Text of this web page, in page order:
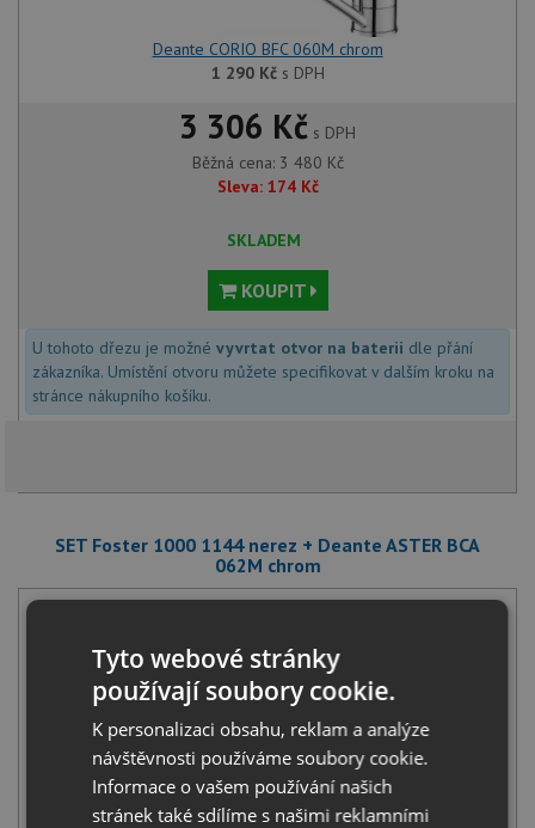
Deante CORIO BFC 060M chrom
1 290 Kčs DPH
3 306 Kč s DPH
Běžná cena: 3 480 Kč
Sleva: 174 Kč
SKLADEM
KOUPIT
U tohoto dřezu je možné vyvrtat otvor na baterii dle přání
zákazníka. Umístění otvoru můžete specifikovat v dalším kroku na
stránce nákupního košíku.
SET Foster 1000 1144 nerez + Deante ASTER BCA
062M chrom
Foster 1000 1144 nerez
2 190 Kčs DPH
Tyto webové stránky
používají soubory cookie.
K personalizaci obsahu, reklam a analýze
návštěvnosti používáme soubory cookie.
Informace o vašem používání našich
stránek také sdílíme s našimi reklamními